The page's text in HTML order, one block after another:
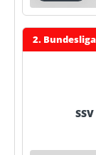
2. Bundesliga